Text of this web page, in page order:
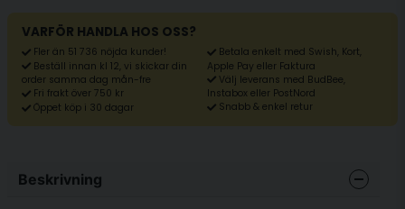
VARFÖR HANDLA HOS OSS?
Fler än 51 736 nöjda kunder!
Beställ innan kl 12, vi skickar din
order samma dag mån-fre
Fri frakt över 750 kr
Öppet köp i 30 dagar
Betala enkelt med Swish, Kort,
Apple Pay eller Faktura
Välj leverans med BudBee,
Instabox eller PostNord
Snabb & enkel retur
Beskrivning